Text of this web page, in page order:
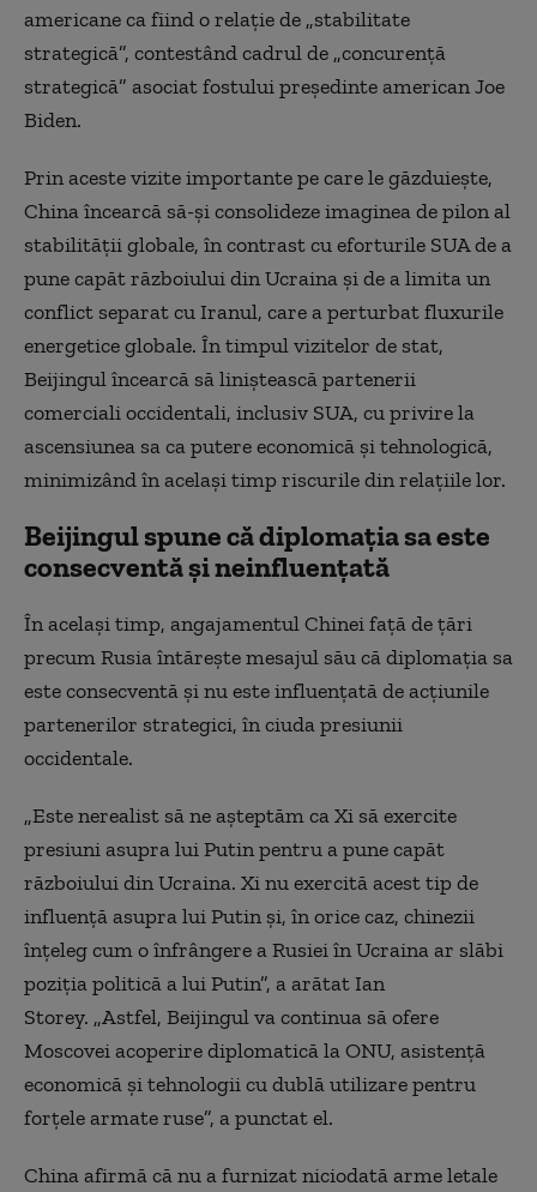
americane ca fiind o relaţie de „stabilitate
strategică”, contestând cadrul de „concurenţă
strategică” asociat fostului preşedinte american Joe
Biden.
Prin aceste vizite importante pe care le găzduieşte,
China încearcă să-şi consolideze imaginea de pilon al
stabilităţii globale, în contrast cu eforturile SUA de a
pune capăt războiului din Ucraina şi de a limita un
conflict separat cu Iranul, care a perturbat fluxurile
energetice globale. În timpul vizitelor de stat,
Beijingul încearcă să liniştească partenerii
comerciali occidentali, inclusiv SUA, cu privire la
ascensiunea sa ca putere economică şi tehnologică,
minimizând în acelaşi timp riscurile din relaţiile lor.
Beijingul spune că diplomația sa este
consecventă și neinfluențată
În acelaşi timp, angajamentul Chinei faţă de ţări
precum Rusia întăreşte mesajul său că diplomaţia sa
este consecventă şi nu este influenţată de acţiunile
partenerilor strategici, în ciuda presiunii
occidentale.
„Este nerealist să ne aşteptăm ca Xi să exercite
presiuni asupra lui Putin pentru a pune capăt
războiului din Ucraina. Xi nu exercită acest tip de
influenţă asupra lui Putin şi, în orice caz, chinezii
înţeleg cum o înfrângere a Rusiei în Ucraina ar slăbi
poziţia politică a lui Putin”, a arătat Ian
Storey. „Astfel, Beijingul va continua să ofere
Moscovei acoperire diplomatică la ONU, asistenţă
economică şi tehnologii cu dublă utilizare pentru
forţele armate ruse”, a punctat el.
China afirmă că nu a furnizat niciodată arme letale